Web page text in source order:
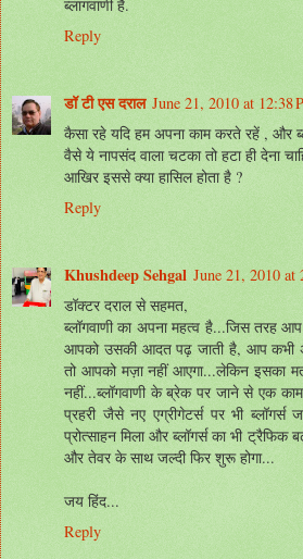
ब्लागवाणी है.
Reply
डॉ टी एस दराल June 21, 2010 at 12:38
कैसा रहे यदि हम अपना काम करते रहें , और
वैसे ये नापसंद वाला चटका तो हटा ही देना
आखिर इससे क्या हासिल होता है ?
Reply
Khushdeep Sehgal June 21, 2010 at
डॉक्टर दराल से सहमत,
ब्लॉगवाणी का अपना महत्व है...जिस तरह
आपको उसकी आदत पढ़ जाती है, आप कभी
तो आपको मज़ा नहीं आएगा...लेकिन इसका
नहीं...ब्लॉगवाणी के ब्रेक पर जाने से एक
प्रहरी जैसे नए एग्रीगेटर्स पर भी
प्रोत्साहन मिला और ब्लॉगर्स का भी ट्रैफिक
और तेवर के साथ जल्दी फिर शुरू होगा...
जय हिंद...
Reply